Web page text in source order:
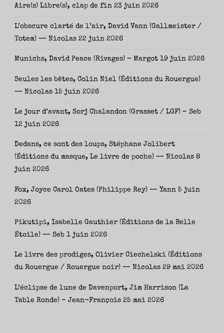
Aire(s) Libre(s), clap de fin 23 juin 2026
L’obscure clarté de l’air, David Vann (Gallmeister /
Totem) — Nicolas 22 juin 2026
Munichs, David Peace (Rivages) – Margot 19 juin 2026
Seules les bêtes, Colin Niel (Éditions du Rouergue)
— Nicolas 15 juin 2026
Le jour d’avant, Sorj Chalandon (Grasset / LGF) – Seb
12 juin 2026
Dedans, ce sont des loups, Stéphane Jolibert
(Éditions du masque, Le livre de poche) — Nicolas 8
juin 2026
Fox, Joyce Carol Oates (Philippe Rey) — Yann 5 juin
2026
Pikutipi, Isabelle Gauthier (Éditions de la Belle
Étoile) — Seb 1 juin 2026
Le livre des prodiges, Olivier Ciechelski (Éditions
du Rouergue / Rouergue noir) — Nicolas 29 mai 2026
L’éclipse de lune de Davenport, Jim Harrison (La
Table Ronde) – Jean-François 25 mai 2026